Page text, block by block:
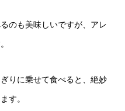
のも美味しいですが、アレ
りに乗せて食べると、絶妙
す。